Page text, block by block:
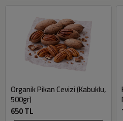
Organik Pikan Cevizi (Kabuklu,
500gr)
650 TL